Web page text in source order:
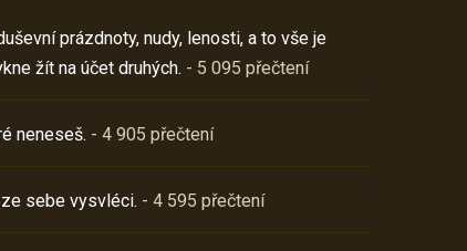
prázdnoty, nudy, lenosti, a to vše je
žít na účet druhých. - 5 095 přečtení
neneseš. - 4 905 přečtení
sebe vysvléci. - 4 595 přečtení